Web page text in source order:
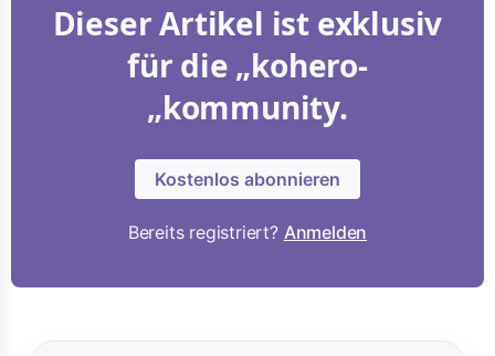
Dieser Artikel ist exklusiv
für die „kohero-
„kommunity.
Kostenlos abonnieren
Bereits registriert? Anmelden